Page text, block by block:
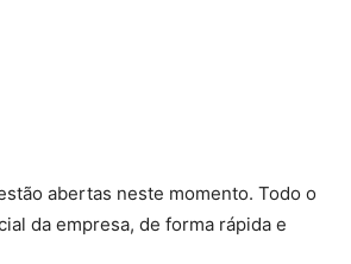
abertas neste momento. Todo o
da empresa, de forma rápida e